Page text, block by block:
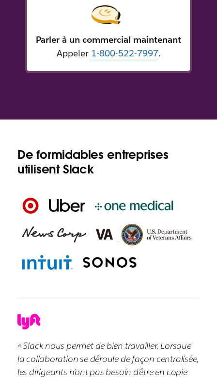
Parler à un commercial maintenant
Appeler 1-800-522-7997.
De formidables entreprises
utilisent Slack
« Slack nous permet de bien travailler. Lorsque
la collaboration se déroule de façon centralisée,
les dirigeants n’ont pas besoin d’être en copie